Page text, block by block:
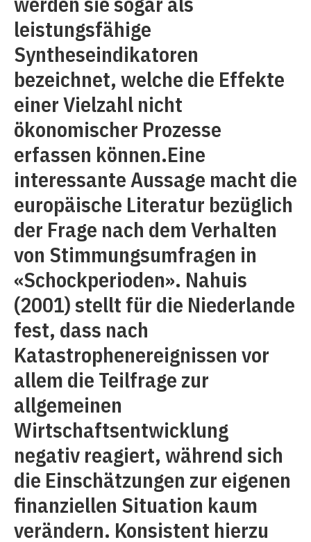
leistungsfähige
Syntheseindikatoren
bezeichnet, welche die Effekte
einer Vielzahl nicht
ökonomischer Prozesse
erfassen können.Eine
interessante Aussage macht die
europäische Literatur bezüglich
der Frage nach dem Verhalten
von Stimmungsumfragen in
«Schockperioden». Nahuis
(2001) stellt für die Niederlande
fest, dass nach
Katastrophenereignissen vor
allem die Teilfrage zur
allgemeinen
Wirtschaftsentwicklung
negativ reagiert, während sich
die Einschätzungen zur eigenen
finanziellen Situation kaum
verändern. Konsistent hierzu